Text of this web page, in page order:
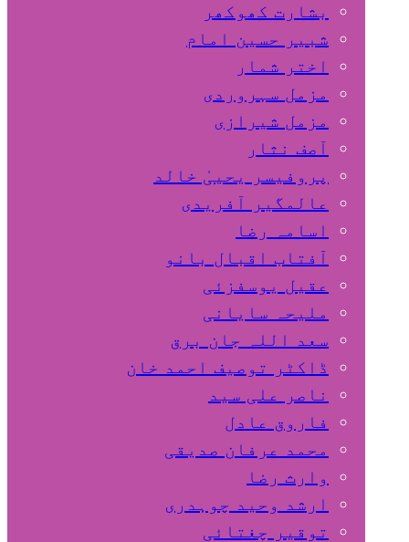
بشارت کھوکھر
شبیر حسین امام
اختر شمار
مزمل سہروردی
مزمل شیرازی
آصف نثار
پروفیسر یحییٰ خالد
عالمگیر آفریدی
اسامہ رضا
آفتاب اقبال بانو
عقیل یوسفزئی
ملیحہ سایانی
سعد اللہ جان برق
ڈاکٹر توصیف احمد خان
ناصر علی سید
فاروق عادل
محمد عرفان صدیقی
وارث رضا
ارشد وحید چوہدری
توقیر چغتائی